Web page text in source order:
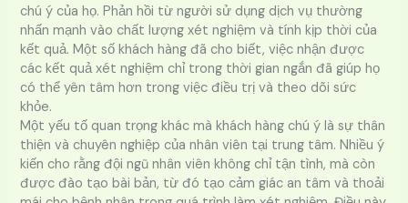
chú ý của họ. Phản hồi từ người sử dụng dịch vụ thường
nhấn mạnh vào chất lượng xét nghiệm và tính kịp thời của
kết quả. Một số khách hàng đã cho biết, việc nhận được
các kết quả xét nghiệm chỉ trong thời gian ngắn đã giúp họ
có thể yên tâm hơn trong việc điều trị và theo dõi sức
khỏe.
Một yếu tố quan trọng khác mà khách hàng chú ý là sự thân
thiện và chuyên nghiệp của nhân viên tại trung tâm. Nhiều ý
kiến cho rằng đội ngũ nhân viên không chỉ tận tình, mà còn
được đào tạo bài bản, từ đó tạo cảm giác an tâm và thoải